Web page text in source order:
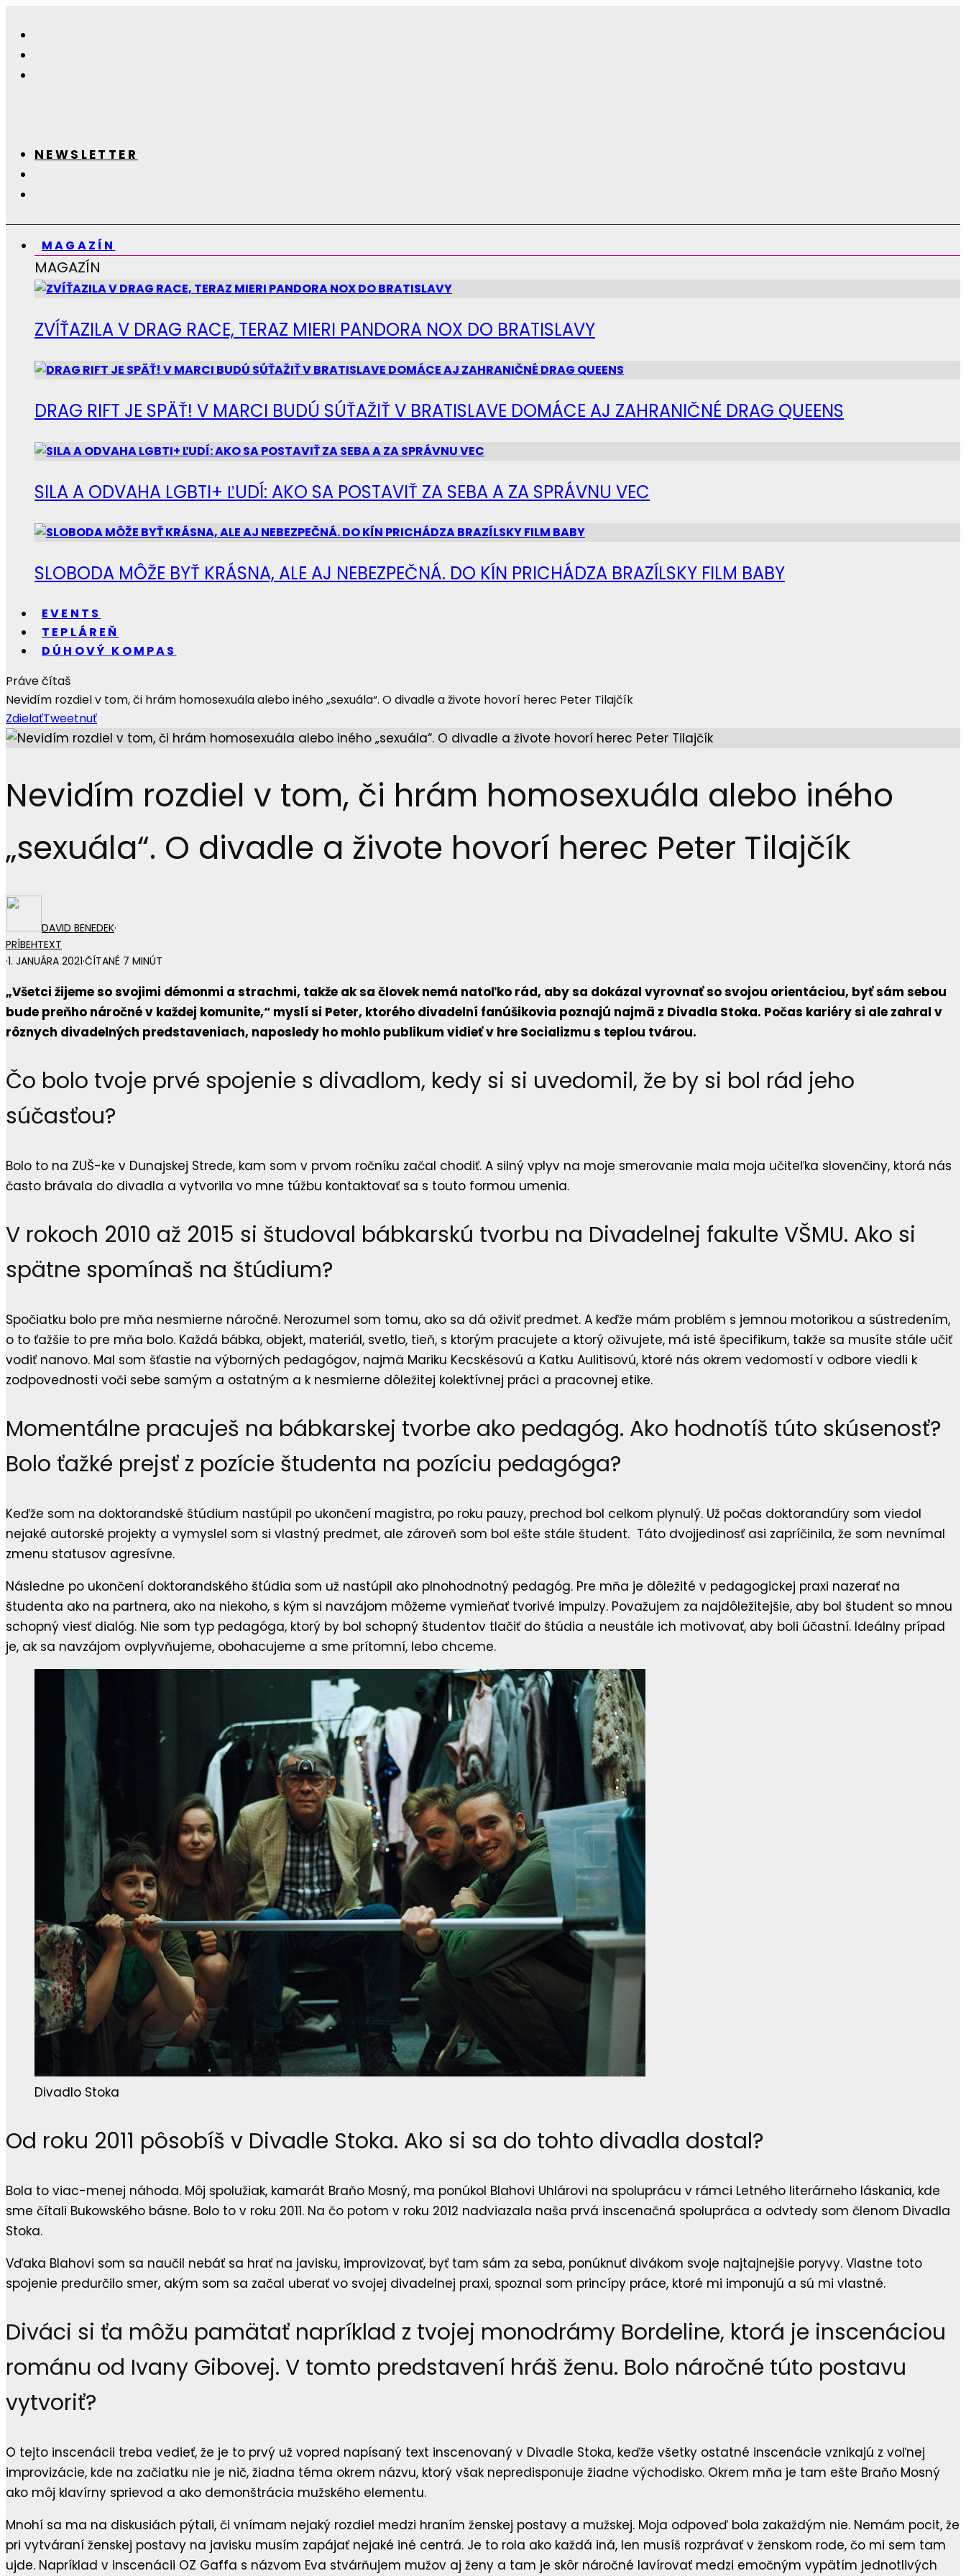
NEWSLETTER
MAGAZÍN
MAGAZÍN
ZVÍŤAZILA V DRAG RACE, TERAZ MIERI PANDORA NOX DO BRATISLAVY
DRAG RIFT JE SPÄŤ! V MARCI BUDÚ SÚŤAŽIŤ V BRATISLAVE DOMÁCE AJ ZAHRANIČNÉ DRAG QUEENS
SILA A ODVAHA LGBTI+ ĽUDÍ: AKO SA POSTAVIŤ ZA SEBA A ZA SPRÁVNU VEC
SLOBODA MÔŽE BYŤ KRÁSNA, ALE AJ NEBEZPEČNÁ. DO KÍN PRICHÁDZA BRAZÍLSKY FILM BABY
EVENTS
TEPLÁREŇ
DÚHOVÝ KOMPAS
Práve čítaš
Nevidím rozdiel v tom, či hrám homosexuála alebo iného „sexuála“. O divadle a živote hovorí herec Peter Tilajčík
ZdielaťTweetnuť
Nevidím rozdiel v tom, či hrám homosexuála alebo iného
„sexuála“. O divadle a živote hovorí herec Peter Tilajčík
DAVID BENEDEK·
PRÍBEHTEXT
·1. JANUÁRA 2021·ČÍTANÉ 7 MINÚT
„Všetci žijeme so svojimi démonmi a strachmi, takže ak sa človek nemá natoľko rád, aby sa dokázal vyrovnať so svojou orientáciou, byť sám sebou
bude preňho náročné v každej komunite,“ myslí si Peter, ktorého divadelní fanúšikovia poznajú najmä z Divadla Stoka. Počas kariéry si ale zahral v
rôznych divadelných predstaveniach, naposledy ho mohlo publikum vidieť v hre Socializmu s teplou tvárou.
Čo bolo tvoje prvé spojenie s divadlom, kedy si si uvedomil, že by si bol rád jeho
súčasťou?
Bolo to na ZUŠ-ke v Dunajskej Strede, kam som v prvom ročníku začal chodiť. A silný vplyv na moje smerovanie mala moja učiteľka slovenčiny, ktorá nás
často brávala do divadla a vytvorila vo mne túžbu kontaktovať sa s touto formou umenia.
V rokoch 2010 až 2015 si študoval bábkarskú tvorbu na Divadelnej fakulte VŠMU. Ako si
spätne spomínaš na štúdium?
Spočiatku bolo pre mňa nesmierne náročné. Nerozumel som tomu, ako sa dá oživiť predmet. A keďže mám problém s jemnou motorikou a sústredením,
o to ťažšie to pre mňa bolo. Každá bábka, objekt, materiál, svetlo, tieň, s ktorým pracujete a ktorý oživujete, má isté špecifikum, takže sa musíte stále učiť
vodiť nanovo. Mal som šťastie na výborných pedagógov, najmä Mariku Kecskésovú a Katku Aulitisovú, ktoré nás okrem vedomostí v odbore viedli k
zodpovednosti voči sebe samým a ostatným a k nesmierne dôležitej kolektívnej práci a pracovnej etike.
Momentálne pracuješ na bábkarskej tvorbe ako pedagóg. Ako hodnotíš túto skúsenosť?
Bolo ťažké prejsť z pozície študenta na pozíciu pedagóga?
Keďže som na doktorandské štúdium nastúpil po ukončení magistra, po roku pauzy, prechod bol celkom plynulý. Už počas doktorandúry som viedol
nejaké autorské projekty a vymyslel som si vlastný predmet, ale zároveň som bol ešte stále študent. Táto dvojjedinosť asi zapríčinila, že som nevnímal
zmenu statusov agresívne.
Následne po ukončení doktorandského štúdia som už nastúpil ako plnohodnotný pedagóg. Pre mňa je dôležité v pedagogickej praxi nazerať na
študenta ako na partnera, ako na niekoho, s kým si navzájom môžeme vymieňať tvorivé impulzy. Považujem za najdôležitejšie, aby bol študent so mnou
schopný viesť dialóg. Nie som typ pedagóga, ktorý by bol schopný študentov tlačiť do štúdia a neustále ich motivovať, aby boli účastní. Ideálny prípad
je, ak sa navzájom ovplyvňujeme, obohacujeme a sme prítomní, lebo chceme.
Divadlo Stoka
Od roku 2011 pôsobíš v Divadle Stoka. Ako si sa do tohto divadla dostal?
Bola to viac-menej náhoda. Môj spolužiak, kamarát Braňo Mosný, ma ponúkol Blahovi Uhlárovi na spoluprácu v rámci Letného literárneho láskania, kde
sme čítali Bukowského básne. Bolo to v roku 2011. Na čo potom v roku 2012 nadviazala naša prvá inscenačná spolupráca a odvtedy som členom Divadla
Stoka.
Vďaka Blahovi som sa naučil nebáť sa hrať na javisku, improvizovať, byť tam sám za seba, ponúknuť divákom svoje najtajnejšie poryvy. Vlastne toto
spojenie predurčilo smer, akým som sa začal uberať vo svojej divadelnej praxi, spoznal som princípy práce, ktoré mi imponujú a sú mi vlastné.
Diváci si ťa môžu pamätať napríklad z tvojej monodrámy Bordeline, ktorá je inscenáciou
románu od Ivany Gibovej. V tomto predstavení hráš ženu. Bolo náročné túto postavu
vytvoriť?
O tejto inscenácii treba vedieť, že je to prvý už vopred napísaný text inscenovaný v Divadle Stoka, keďže všetky ostatné inscenácie vznikajú z voľnej
improvizácie, kde na začiatku nie je nič, žiadna téma okrem názvu, ktorý však nepredisponuje žiadne východisko. Okrem mňa je tam ešte Braňo Mosný
ako môj klavírny sprievod a ako demonštrácia mužského elementu.
Mnohí sa ma na diskusiách pýtali, či vnímam nejaký rozdiel medzi hraním ženskej postavy a mužskej. Moja odpoveď bola zakaždým nie. Nemám pocit, že
pri vytváraní ženskej postavy na javisku musím zapájať nejaké iné centrá. Je to rola ako každá iná, len musíš rozprávať v ženskom rode, čo mi sem tam
ujde. Napríklad v inscenácii OZ Gaffa s názvom Eva stvárňujem mužov aj ženy a tam je skôr náročné lavírovať medzi emočným vypätím jednotlivých